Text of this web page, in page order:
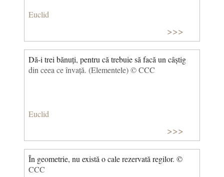
Euclid
>>>
Dă-i trei bănuți, pentru că trebuie să facă un câștig
din ceea ce învață. (Elementele) © CCC
Euclid
>>>
În geometrie, nu există o cale rezervată regilor. ©
CCC